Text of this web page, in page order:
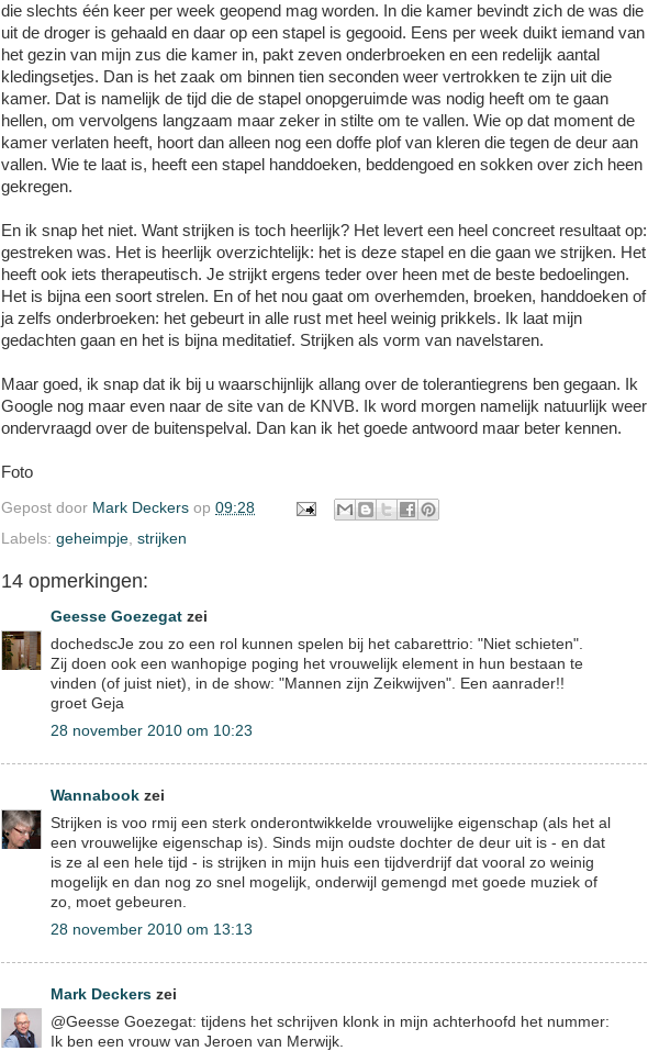
die slechts één keer per week geopend mag worden. In die kamer bevindt zich de was die
uit de droger is gehaald en daar op een stapel is gegooid. Eens per week duikt iemand van
het gezin van mijn zus die kamer in, pakt zeven onderbroeken en een redelijk aantal
kledingsetjes. Dan is het zaak om binnen tien seconden weer vertrokken te zijn uit die
kamer. Dat is namelijk de tijd die de stapel onopgeruimde was nodig heeft om te gaan
hellen, om vervolgens langzaam maar zeker in stilte om te vallen. Wie op dat moment de
kamer verlaten heeft, hoort dan alleen nog een doffe plof van kleren die tegen de deur aan
vallen. Wie te laat is, heeft een stapel handdoeken, beddengoed en sokken over zich heen
gekregen.
En ik snap het niet. Want strijken is toch heerlijk? Het levert een heel concreet resultaat op:
gestreken was. Het is heerlijk overzichtelijk: het is deze stapel en die gaan we strijken. Het
heeft ook iets therapeutisch. Je strijkt ergens teder over heen met de beste bedoelingen.
Het is bijna een soort strelen. En of het nou gaat om overhemden, broeken, handdoeken of
ja zelfs onderbroeken: het gebeurt in alle rust met heel weinig prikkels. Ik laat mijn
gedachten gaan en het is bijna meditatief. Strijken als vorm van navelstaren.
Maar goed, ik snap dat ik bij u waarschijnlijk allang over de tolerantiegrens ben gegaan. Ik
Google nog maar even naar de site van de KNVB. Ik word morgen namelijk natuurlijk weer
ondervraagd over de buitenspelval. Dan kan ik het goede antwoord maar beter kennen.
Foto
Gepost door Mark Deckers op 09:28
Labels: geheimpje strijken
14 opmerkingen:
Geesse Goezegat zei
dochedscJe zou zo een rol kunnen spelen bij het cabarettrio: "Niet schieten".
Zij doen ook een wanhopige poging het vrouwelijk element in hun bestaan te
vinden (of juist niet), in de show: "Mannen zijn Zeikwijven". Een aanrader!!
groet Geja
28 november 2010 om 10:23
Wannabook zei
Strijken is voo rmij een sterk onderontwikkelde vrouwelijke eigenschap (als het al
een vrouwelijke eigenschap is). Sinds mijn oudste dochter de deur uit is - en dat
is ze al een hele tijd - is strijken in mijn huis een tijdverdrijf dat vooral zo weinig
mogelijk en dan nog zo snel mogelijk, onderwijl gemengd met goede muziek of
zo, moet gebeuren.
28 november 2010 om 13:13
Mark Deckers zei
@Geesse Goezegat: tijdens het schrijven klonk in mijn achterhoofd het nummer:
Ik ben een vrouw van Jeroen van Merwijk.